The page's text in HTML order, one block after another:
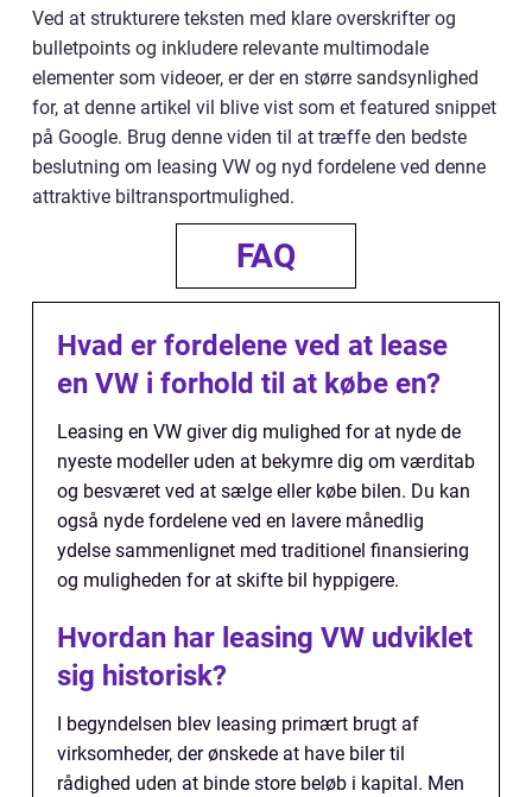
Ved at strukturere teksten med klare overskrifter og
bulletpoints og inkludere relevante multimodale
elementer som videoer, er der en større sandsynlighed
for, at denne artikel vil blive vist som et featured snippet
på Google. Brug denne viden til at træffe den bedste
beslutning om leasing VW og nyd fordelene ved denne
attraktive biltransportmulighed.
FAQ
Hvad er fordelene ved at lease
en VW i forhold til at købe en?
Leasing en VW giver dig mulighed for at nyde de
nyeste modeller uden at bekymre dig om værditab
og besværet ved at sælge eller købe bilen. Du kan
også nyde fordelene ved en lavere månedlig
ydelse sammenlignet med traditionel finansiering
og muligheden for at skifte bil hyppigere.
Hvordan har leasing VW udviklet
sig historisk?
I begyndelsen blev leasing primært brugt af
virksomheder, der ønskede at have biler til
rådighed uden at binde store beløb i kapital. Men